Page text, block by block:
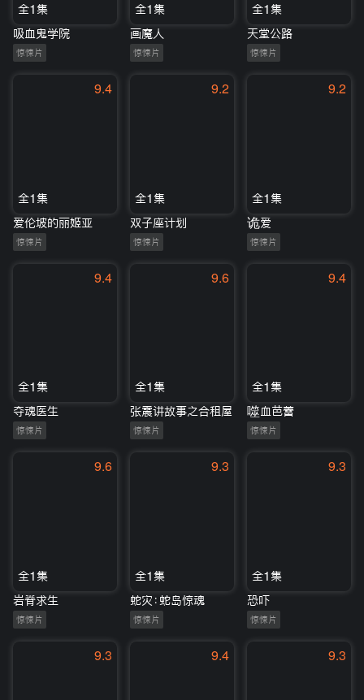
全1集
吸血鬼学院
惊悚片
全1集
画魔人
惊悚片
全1集
天堂公路
惊悚片
9.4
全1集
爱伦坡的丽姬亚
惊悚片
9.2
全1集
双子座计划
惊悚片
9.2
全1集
诡爱
惊悚片
9.4
全1集
夺魂医生
惊悚片
9.6
全1集
张震讲故事之合租屋
惊悚片
9.4
全1集
噬血芭蕾
惊悚片
9.6
全1集
岩脊求生
惊悚片
9.3
全1集
蛇灾：蛇岛惊魂
惊悚片
9.3
全1集
恐吓
惊悚片
9.3 9.4 9.3